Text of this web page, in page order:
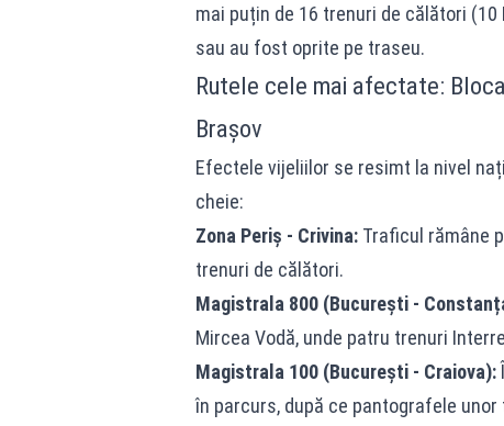
mai puțin de 16 trenuri de călători
sau au fost oprite pe traseu.
Rutele cele mai afectate:
Brașov
Efectele vijeliilor se resimt la nivel
cheie:
Zona Periș - Crivina:Traficul rămâne
trenuri de călători.
Magistrala 800 (București -
Mircea Vodă, unde patru trenuri
Magistrala 100 (București - Craiova):
în parcurs, după ce pantografele